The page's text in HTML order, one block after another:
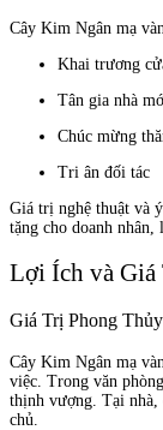
Cây Kim Ngân mạ
Khai trương
Tân gia nhà
Chúc mừng
Tri ân đối tác
Giá trị nghệ thuật và
tặng cho doanh nhân,
Lợi Ích và Giá
Giá Trị Phong Thủy
Cây Kim Ngân mạ
việc. Trong văn
thịnh vượng. Tại nhà,
chủ.